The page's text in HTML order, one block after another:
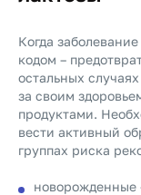
Когда
кодом –
остальных
за своим
продуктами.
вести активный
группах риска
новорожденные